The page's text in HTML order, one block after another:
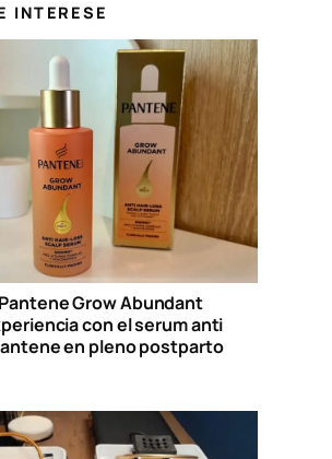
INTERESE
Grow Abundant
con el serum anti
en pleno postparto